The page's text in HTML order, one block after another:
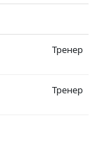
Тренер
Тренер